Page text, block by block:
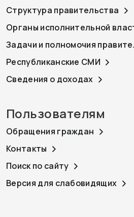
Структура правительства
Органы исполнительной
Задачи и полномочия
Республиканские СМИ
Сведения о доходах
Пользователям
Обращения граждан
Контакты
Поиск по сайту
Версия для слабовидящих